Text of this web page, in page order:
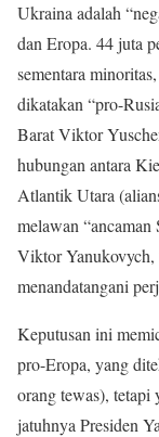
Ukraina adalah
dan Eropa. 44 juta
sementara
dikatakan “pro-
Barat Viktor
hubungan antara
Atlantik Utara
melawan “ancaman
Viktor
menandatangani
Keputusan ini
pro-Eropa, yang
orang tewas), tetapi
jatuhnya Presiden